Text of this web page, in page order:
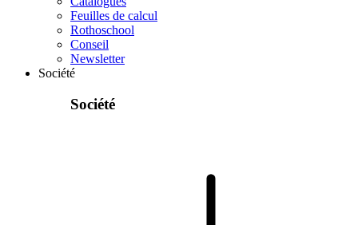
Feuilles de calcul
Rothoschool
Conseil
Newsletter
Société
Société